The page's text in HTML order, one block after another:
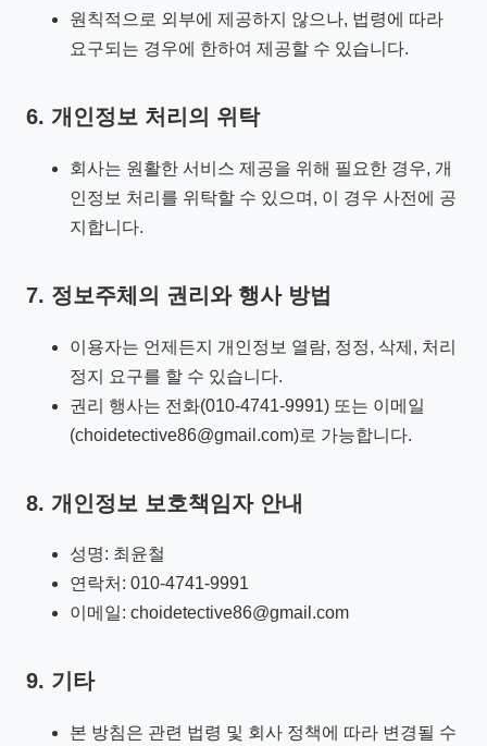
원칙적으로 외부에 제공하지 않으나, 법령에 따라
요구되는 경우에 한하여 제공할 수 있습니다.
6. 개인정보 처리의 위탁
회사는 원활한 서비스 제공을 위해 필요한 경우, 개
인정보 처리를 위탁할 수 있으며, 이 경우 사전에 공
지합니다.
7. 정보주체의 권리와 행사 방법
이용자는 언제든지 개인정보 열람, 정정, 삭제, 처리
정지 요구를 할 수 있습니다.
권리 행사는 전화(010-4741-9991) 또는 이메일
(choidetective86@gmail.com)로 가능합니다.
8. 개인정보 보호책임자 안내
성명: 최윤철
연락처: 010-4741-9991
이메일: choidetective86@gmail.com
9. 기타
본 방침은 관련 법령 및 회사 정책에 따라 변경될 수